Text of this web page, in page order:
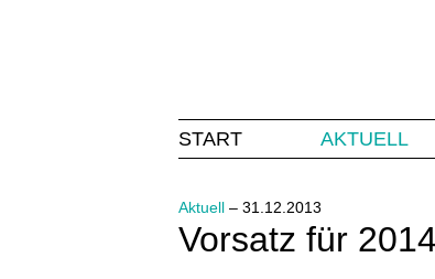
START AKTUELL
Aktuell – 31.12.2013
Vorsatz für